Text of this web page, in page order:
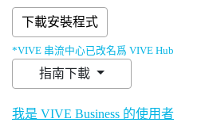
下載安裝程式
*VIVE 串流中心已改名爲 VIVE Hub
指南下載
我是 VIVE Business 的使用者